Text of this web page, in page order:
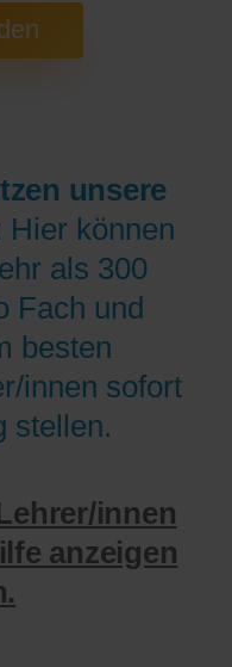
unsere
Hier können
als 300
Fach und
besten
innen sofort
stellen.
innen
anzeigen